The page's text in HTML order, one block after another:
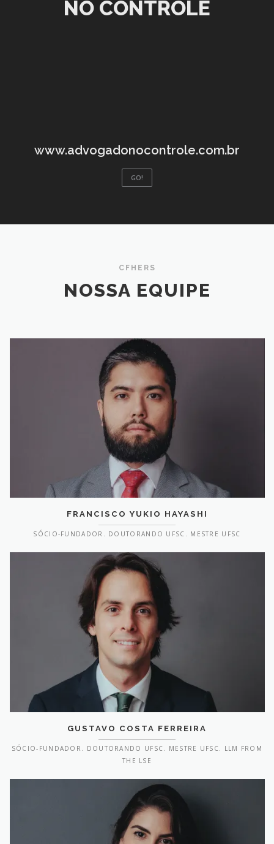
NO CONTROLE
www.advogadonocontrole.com.br
GO!
CFHERS
NOSSA EQUIPE
FRANCISCO YUKIO HAYASHI
SÓCIO-FUNDADOR. DOUTORANDO UFSC. MESTRE UFSC
GUSTAVO COSTA FERREIRA
SÓCIO-FUNDADOR. DOUTORANDO UFSC. MESTRE UFSC. LLM FROM
THE LSE